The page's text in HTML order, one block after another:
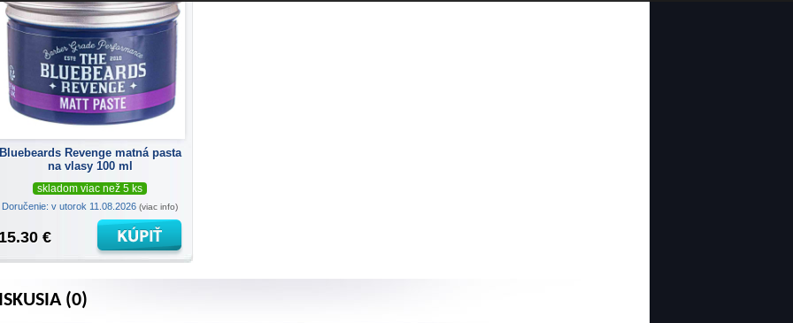
Revenge matná pasta
na vlasy 100 ml
skladom viac než 5 ks
Doručenie: v utorok 11.08.2026 (viac info)
€
(0)